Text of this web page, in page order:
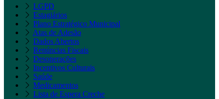
LGPD
Estagiários
Plano Estratégico Municipal
Atas de Adesão
Dados Abertos
Renúncias Fiscais
Desonerações
Incentivos Culturais
Saúde
Medicamentos
Lista de Espera Creche